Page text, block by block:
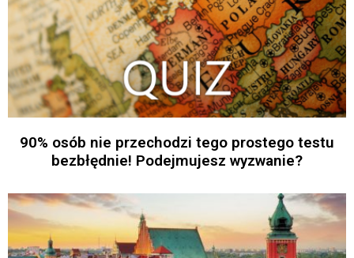
90% osób nie przechodzi tego prostego testu
bezbłędnie! Podejmujesz wyzwanie?